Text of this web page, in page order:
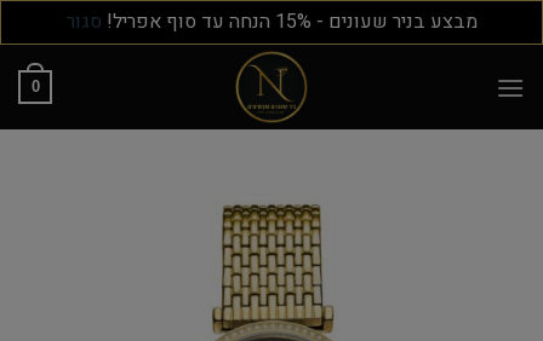
מבצע בניר שעונים - 15% הנחה עד סוף אפריל! סגור
0